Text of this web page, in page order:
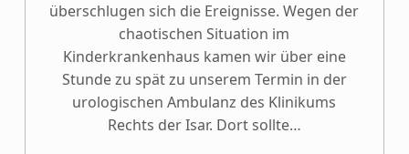
überschlugen sich die Ereignisse. Wegen der
chaotischen Situation im
Kinderkrankenhaus kamen wir über eine
Stunde zu spät zu unserem Termin in der
urologischen Ambulanz des Klinikums
Rechts der Isar. Dort sollte…